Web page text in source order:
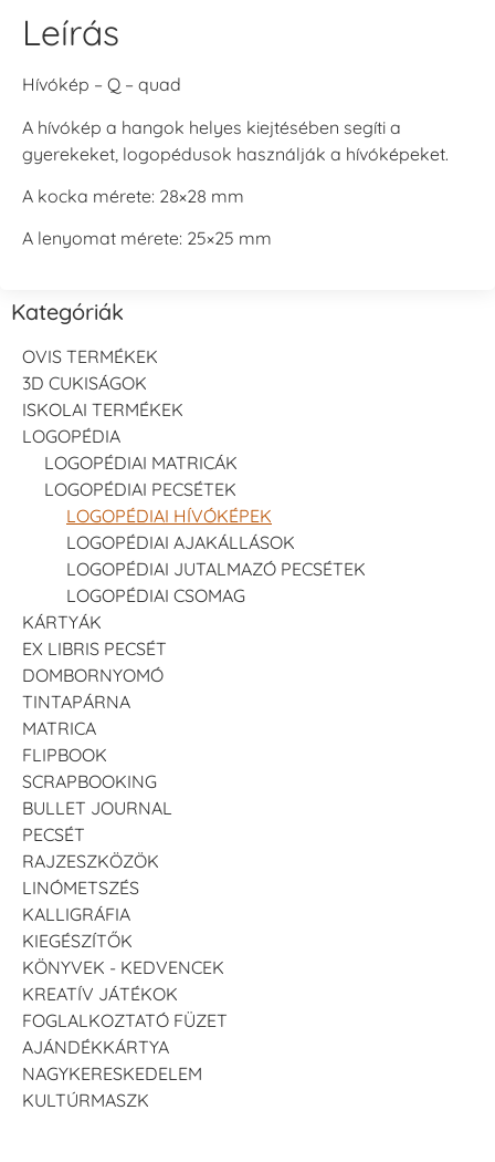
Leírás
Hívókép – Q – quad
A hívókép a hangok helyes kiejtésében segíti a
gyerekeket, logopédusok használják a hívóképeket.
A kocka mérete: 28×28 mm
A lenyomat mérete: 25×25 mm
Kategóriák
OVIS TERMÉKEK
3D CUKISÁGOK
ISKOLAI TERMÉKEK
LOGOPÉDIA
LOGOPÉDIAI MATRICÁK
LOGOPÉDIAI PECSÉTEK
LOGOPÉDIAI HÍVÓKÉPEK
LOGOPÉDIAI AJAKÁLLÁSOK
LOGOPÉDIAI JUTALMAZÓ PECSÉTEK
LOGOPÉDIAI CSOMAG
KÁRTYÁK
EX LIBRIS PECSÉT
DOMBORNYOMÓ
TINTAPÁRNA
MATRICA
FLIPBOOK
SCRAPBOOKING
BULLET JOURNAL
PECSÉT
RAJZESZKÖZÖK
LINÓMETSZÉS
KALLIGRÁFIA
KIEGÉSZÍTŐK
KÖNYVEK - KEDVENCEK
KREATÍV JÁTÉKOK
FOGLALKOZTATÓ FÜZET
AJÁNDÉKKÁRTYA
NAGYKERESKEDELEM
KULTÚRMASZK